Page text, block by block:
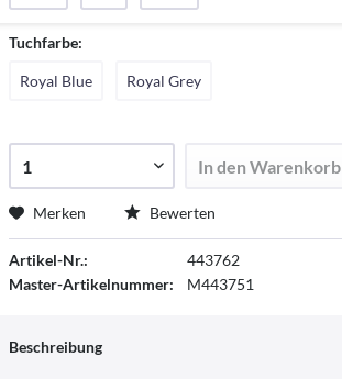
Tuchfarbe:
Royal Blue Royal Grey
In den Warenkorb
Merken Bewerten
Artikel-Nr.:
443762
Master-Artikelnummer:
M443751
Beschreibung